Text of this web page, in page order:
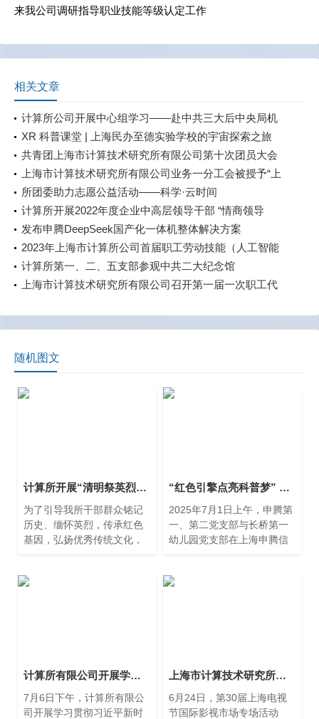
来我公司调研指导职业技能等级认定工作
相关文章
计算所公司开展中心组学习——赴中共三大后中央局机
关历史纪念馆参观学习
XR 科普课堂 | 上海民办至德实验学校的宇宙探索之旅
共青团上海市计算技术研究所有限公司第十次团员大会
成功召开
上海市计算技术研究所有限公司业务一分工会被授予“上
海市模范职工小家”称号
所团委助力志愿公益活动——科学·云时间
计算所开展2022年度企业中高层领导干部 “情商领导
力”赋能培训课程
发布申腾DeepSeek国产化一体机整体解决方案
2023年上海市计算所公司首届职工劳动技能（人工智能
训练）竞赛成功举行
计算所第一、二、五支部参观中共二大纪念馆
上海市计算技术研究所有限公司召开第一届一次职工代
随机图文
计算所开展“清明祭英烈”活动
为了引导我所干部群众铭记
历史、缅怀英烈，传承红色
基因，弘扬优秀传统文化，
开展了“清明祭英烈”系列活
“红色引擎点亮科普梦” — 申腾第一、第二党支部与长桥第一幼儿园党支部开展主题党日活动
2025年7月1日上午，申腾第
一、第二党支部与长桥第一
幼儿园党支部在上海申腾信
党日活动
计算所有限公司开展学习贯彻习近平新时代中国特色社会主义思想主题教育中心组学习（扩大）会——党委书记专题党课
7月6日下午，计算所有限公
司开展学习贯彻习近平新时
上海市计算技术研究所有限公司亮相上海超高清视听产业发展大会 探讨超高清视听产业的蓬勃发展与无限可能
6月24日，第30届上海电视
节国际影视市场专场活动